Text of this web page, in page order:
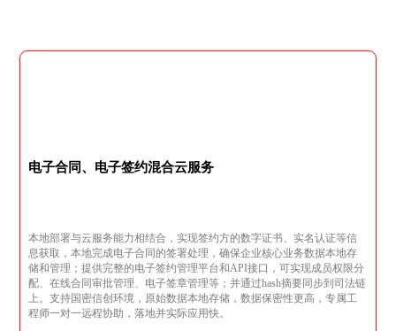
电子合同、电子签约混合云服务
本地部署与云服务能力相结合，实现签约方的数字证书、实名认证等信
息获取，本地完成电子合同的签署处理，确保企业核心业务数据本地存
储和管理；提供完整的电子签约管理平台和API接口，可实现成员权限分
配、在线合同审批管理、电子签章管理等；并通过hash摘要同步到司法链
上。支持国密信创环境，原始数据本地存储，数据保密性更高，专属工
程师一对一远程协助，落地并实际应用快。